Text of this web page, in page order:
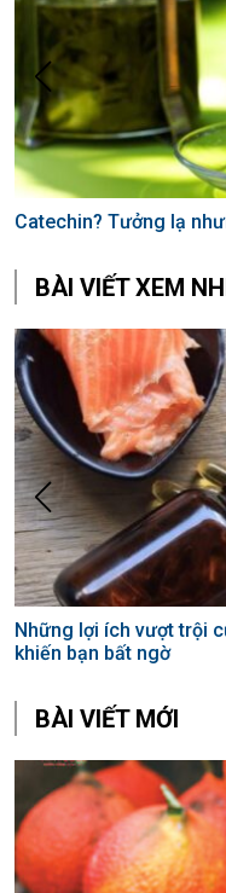
Catechin? Tưởng lạ
BÀI VIẾT XEM
Những lợi ích vượt trội
khiến bạn bất ngờ
BÀI VIẾT MỚI